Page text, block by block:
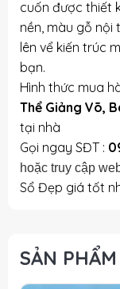
cuốn được thiết
nền, màu gỗ
lên vể kiến trúc
bạn.
Hình thức mua
Thể Giảng Võ,
tại nhà
Gọi ngay SĐT :
hoặc truy cập
Sổ Đẹp giá tốt
SẢN